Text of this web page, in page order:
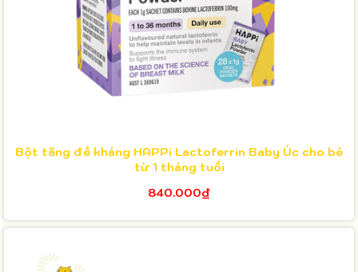
Bột tăng đề kháng HAPPi Lactoferrin Baby Úc cho bé
từ 1 tháng tuổi
840.000₫